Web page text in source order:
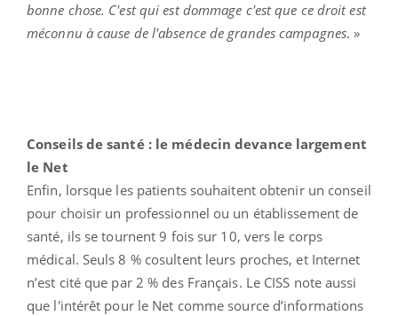
bonne chose. C'est qui est dommage c'est que ce droit est
méconnu à cause de l'absence de grandes campagnes. »
Conseils de santé : le médecin devance largement
le Net
Enfin, lorsque les patients souhaitent obtenir un conseil
pour choisir un professionnel ou un établissement de
santé, ils se tournent 9 fois sur 10, vers le corps
médical. Seuls 8 % cosultent leurs proches, et Internet
n’est cité que par 2 % des Français. Le CISS note aussi
que l'intérêt pour le Net comme source d’informations